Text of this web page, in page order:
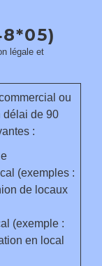
légale et
ou
délai de 90
:
(exemples :
de locaux
(exemple :
en local